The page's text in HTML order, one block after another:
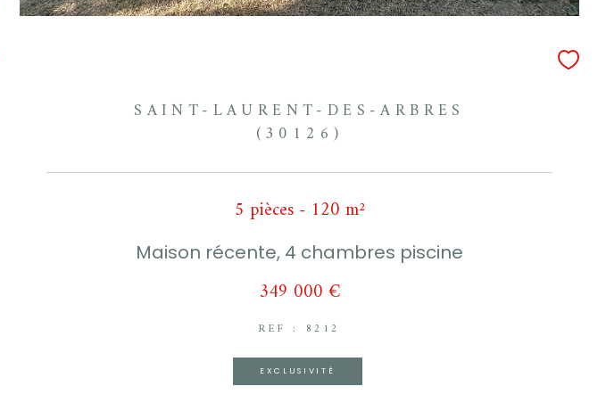
SAINT-LAURENT-DES-ARBRES
(30126)
5 pièces - 120 m²
Maison récente, 4 chambres piscine
349 000 €
REF : 8212
EXCLUSIVITÉ